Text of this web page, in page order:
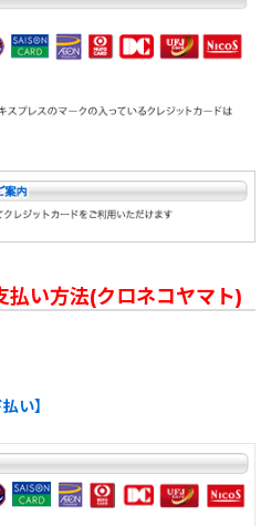
い方法(クロネコヤマト)
い】